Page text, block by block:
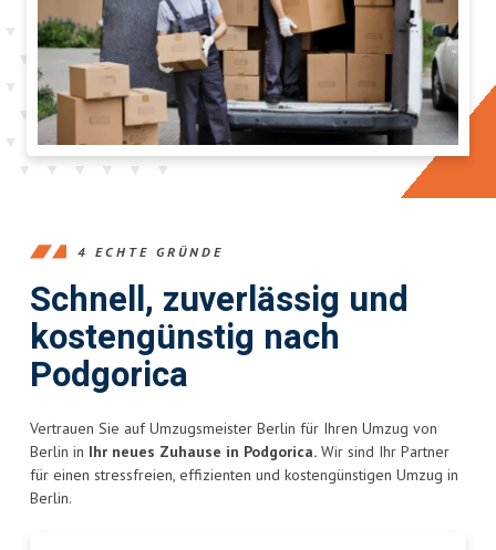
4 ECHTE GRÜNDE
Schnell, zuverlässig und
kostengünstig nach
Podgorica
Vertrauen Sie auf Umzugsmeister Berlin für Ihren Umzug von
Berlin in Ihr neues Zuhause in Podgorica. Wir sind Ihr Partner
für einen stressfreien, effizienten und kostengünstigen Umzug in
Berlin.